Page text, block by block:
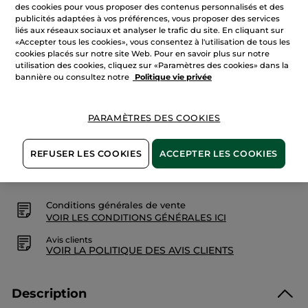
Crème
Mains
-
Comme
Evidence
AJOUTER AU PANIER
Livraison à partir du11/08
Les promotions initiées par Yves Rocher sont des
comparaisons de prix. Ils sont calculés par
Conditions générales de vente
VOIR LES CONDITIONS GÉNÉRALES ICI
Avis clients
VOIR LA POLITIQUE DES AVIS CLIENTS
Description
des cookies pour vous proposer des contenus personnalisés et des
publicités adaptées à vos préférences, vous proposer des services
liés aux réseaux sociaux et analyser le trafic du site. En cliquant sur
«Accepter tous les cookies», vous consentez à l'utilisation de tous les
cookies placés sur notre site Web. Pour en savoir plus sur notre
utilisation des cookies, cliquez sur «Paramètres des cookies» dans la
bannière ou consultez notre
Politique vie privée
PARAMÈTRES DES COOKIES
REFUSER LES COOKIES ACCEPTER LES COOKIES